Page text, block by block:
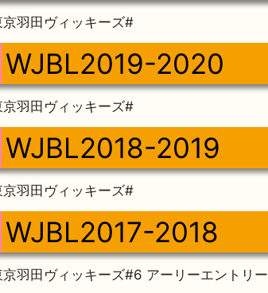
京羽田ヴィッキーズ#
WJBL2019-2020
京羽田ヴィッキーズ#
WJBL2018-2019
京羽田ヴィッキーズ#
WJBL2017-2018
京羽田ヴィッキーズ#6 アーリーエントリー